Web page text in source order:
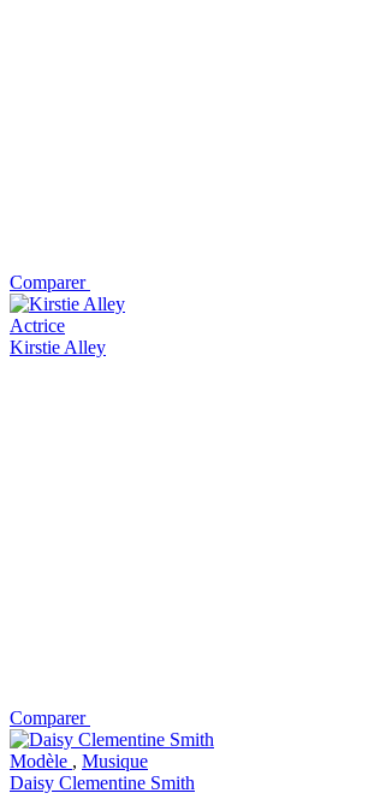
Comparer
Actrice
Kirstie Alley
Comparer
Modèle , Musique
Daisy Clementine Smith